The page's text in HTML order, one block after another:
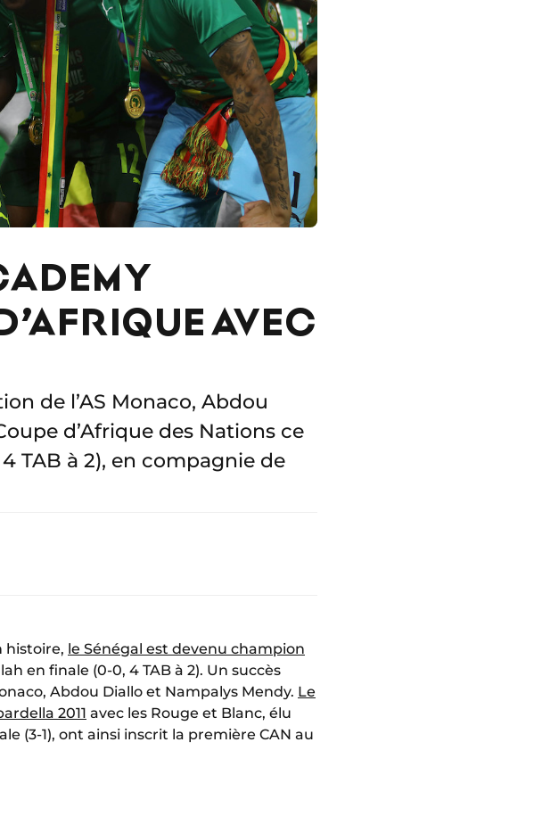
AVEC
de l’AS Monaco, Abdou
d’Afrique des Nations ce
TAB à 2), en compagnie de
histoire, le Sénégal est devenu champion
en finale (0-0, 4 TAB à 2). Un succès
Abdou Diallo et Nampalys Mendy. Le
2011 avec les Rouge et Blanc, élu
(3-1), ont ainsi inscrit la première CAN au